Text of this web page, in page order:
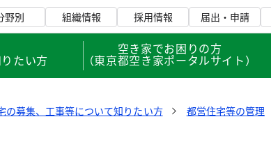
野別 組織情報 採用情報 届出・申請
たい方
空き家でお困りの方
（東京都空き家ポータルサイト）
の募集、工事等について知りたい方 都営住宅等の管理